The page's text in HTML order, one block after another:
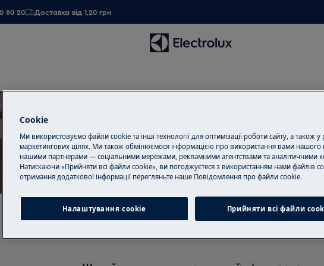
80 20 Доставка від 1,20 грн
Підтримка для Миття
Cookie
Ми використовуємо файли cookie та інші технології для оптимізації роботи сайту, а також у
маркетингових цілях. Ми також обмінюємося інформацією про використання вами нашого
нашими партнерами — соціальними мережами, рекламними агентствами та аналітичними
Натискаючи «Прийняти всі файли cookie», ви погоджуєтеся з використанням нами файлів
отримання додаткової інформації перегляньте наше Пoвідомлення прo файли cookie.
Налаштування cookie Прийняти всі файли